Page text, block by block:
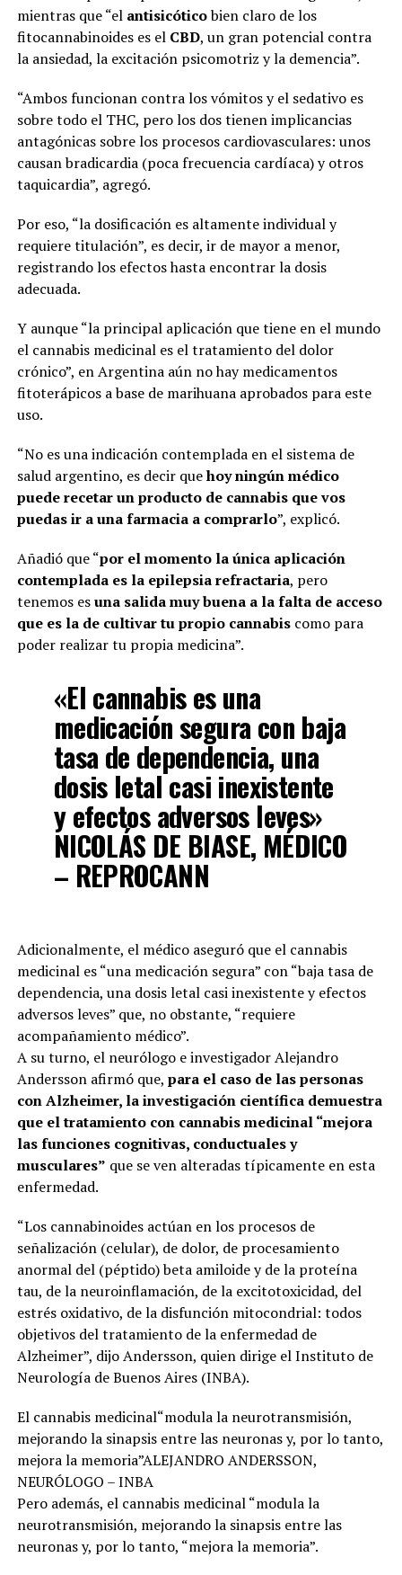
mientras que “el antisicóticobien claro de los
fitocannabinoides es el CBD, un gran potencial contra
la ansiedad, la excitación psicomotriz y la demencia”.
“Ambos funcionan contra los vómitos y el sedativo es
sobre todo el THC, pero los dos tienen implicancias
antagónicas sobre los procesos cardiovasculares: unos
causan bradicardia (poca frecuencia cardíaca) y otros
taquicardia”, agregó.
Por eso, “la dosificación es altamente individual y
requiere titulación”, es decir, ir de mayor a menor,
registrando los efectos hasta encontrar la dosis
adecuada.
Y aunque “la principal aplicación que tiene en el mundo
el cannabis medicinal es el tratamiento del dolor
crónico”, en Argentina aún no hay medicamentos
fitoterápicos a base de marihuana aprobados para este
uso.
“No es una indicación contemplada en el sistema de
salud argentino, es decir quehoy ningún médico
puede recetar un producto de cannabis que vos
puedas ir a una farmacia a comprarlo”, explicó.
Añadió que “por el momento la única aplicación
contemplada es la epilepsia refractaria, pero
tenemos esuna salida muy buena a la falta de acceso
que es la de cultivar tu propio cannabiscomo para
poder realizar tu propia medicina”.
«El cannabis es una
medicación segura con baja
tasa de dependencia, una
dosis letal casi inexistente
y efectos adversos leves»
NICOLÁS DE BIASE, MÉDICO
– REPROCANN
Adicionalmente, el médico aseguró que el cannabis
medicinal es “una medicación segura” con “baja tasa de
dependencia, una dosis letal casi inexistente y efectos
adversos leves” que, no obstante, “requiere
acompañamiento médico”.
A su turno, el neurólogo e investigador Alejandro
Andersson afirmó que, para el caso de las personas
con Alzheimer, la investigación científica demuestra
que el tratamiento con cannabis medicinal “mejora
las funciones cognitivas, conductuales y
musculares” que se ven alteradas típicamente en esta
enfermedad.
“Los cannabinoides actúan en los procesos de
señalización (celular), de dolor, de procesamiento
anormal del (péptido) beta amiloide y de la proteína
tau, de la neuroinflamación, de la excitotoxicidad, del
estrés oxidativo, de la disfunción mitocondrial: todos
objetivos del tratamiento de la enfermedad de
Alzheimer”, dijo Andersson, quien dirige el Instituto de
Neurología de Buenos Aires (INBA).
El cannabis medicinal“modula la neurotransmisión,
mejorando la sinapsis entre las neuronas y, por lo tanto,
mejora la memoria”ALEJANDRO ANDERSSON,
NEURÓLOGO – INBA
Pero además, el cannabis medicinal “modula la
neurotransmisión, mejorando la sinapsis entre las
neuronas y, por lo tanto, “mejora la memoria”.